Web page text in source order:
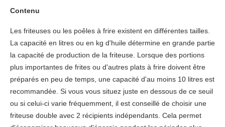
Contenu
Les friteuses ou les poêles à frire existent en différentes tailles.
La capacité en litres ou en kg d'huile détermine en grande partie
la capacité de production de la friteuse. Lorsque des portions
plus importantes de frites ou d'autres plats à frire doivent être
préparés en peu de temps, une capacité d'au moins 10 litres est
recommandée. Si vous vous situez juste en dessous de ce seuil
ou si celui-ci varie fréquemment, il est conseillé de choisir une
friteuse double avec 2 récipients indépendants. Cela permet